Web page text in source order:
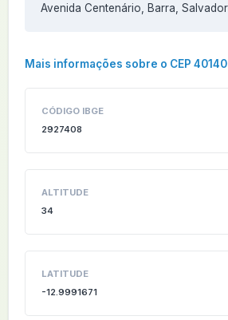
Avenida Centenário, Barra,
Mais informações sobre o CEP
CÓDIGO IBGE
2927408
ALTITUDE
34
LATITUDE
-12.9991671